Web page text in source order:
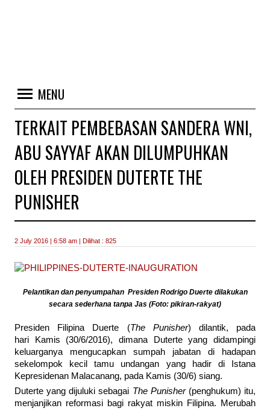
MENU
TERKAIT PEMBEBASAN SANDERA WNI,
ABU SAYYAF AKAN DILUMPUHKAN
OLEH PRESIDEN DUTERTE THE
PUNISHER
2 July 2016 | 6:58 am | Dilihat : 825
Pelantikan dan penyumpahan Presiden Rodrigo Duerte dilakukan
secara sederhana tanpa Jas (Foto: pikiran-rakyat)
Presiden Filipina Duerte (The Punisher) dilantik, pada
hari Kamis (30/6/2016), dimana Duterte yang didampingi
keluarganya mengucapkan sumpah jabatan di hadapan
sekelompok kecil tamu undangan yang hadir di Istana
Kepresidenan Malacanang, pada Kamis (30/6) siang.
Duterte yang dijuluki sebagai The Punisher(penghukum) itu,
menjanjikan reformasi bagi rakyat miskin Filipina. Merubah